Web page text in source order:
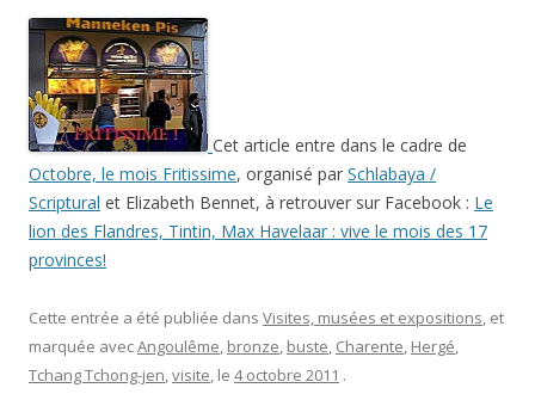
Cet article entre dans le cadre de
Octobre, le mois Fritissime, organisé par Schlabaya /
Scriptural et Elizabeth Bennet, à retrouver sur Facebook : Le
lion des Flandres, Tintin, Max Havelaar : vive le mois des 17
provinces!
Cette entrée a été publiée dans Visites, musées et expositions, et
marquée avecAngoulême, bronze, buste, Charente, Hergé,
Tchang Tchong-jen,visite, le 4 octobre 2011 .